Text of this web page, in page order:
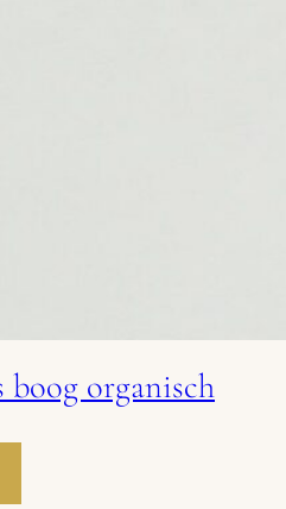
boog organisch